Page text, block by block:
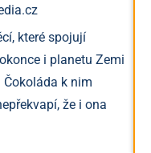
které spojují
i planetu Zemi
k nim
že i ona